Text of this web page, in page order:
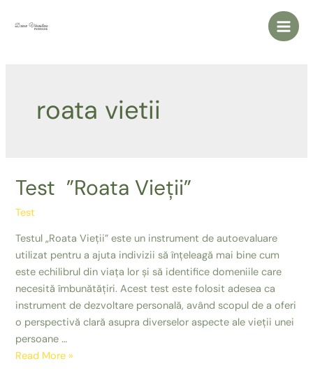
Main
roata vietii
Test ”Roata Vieții”
Test
Testul „Roata Vieții” este un instrument de autoevaluare
utilizat pentru a ajuta indivizii să înțeleagă mai bine cum
este echilibrul din viața lor și să identifice domeniile care
necesită îmbunătățiri. Acest test este folosit adesea ca
instrument de dezvoltare personală, având scopul de a oferi
o perspectivă clară asupra diverselor aspecte ale vieții unei
persoane …
Test
Read More »